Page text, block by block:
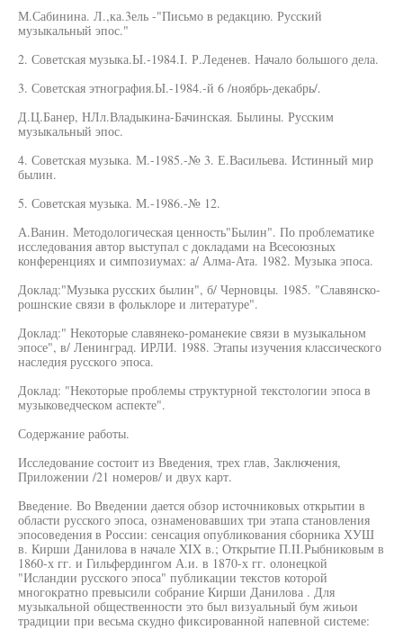
М.Сабинина. Л.,ка.3ель -"Письмо в редакцию. Русский
музыкальный эпос."
2. Советская музыка.Ы.-1984.I. Р.Леденев. Начало большого дела.
3. Советская этнография.Ы.-1984.-й 6 /ноябрь-декабрь/.
Д.Ц.Банер, НЛл.Владыкина-Бачинская. Былины. Русским
музыкальный эпос.
4. Советская музыка. М.-1985.-№ 3. Е.Васильева. Истинный мир
былин.
5. Советская музыка. М.-1986.-№ 12.
А.Ванин. Методологическая ценность"Былин". По проблематике
исследования автор выступал с докладами на Всесоюзных
конференциях и симпозиумах: а/ Алма-Ата. 1982. Музыка эпоса.
Доклад:"Музыка русских былин", б/ Черновцы. 1985. "Славянско-
рошнские связи в фольклоре и литературе".
Доклад:" Некоторые славянеко-романекие связи в музыкальном
эпосе", в/ Ленинград. ИРЛИ. 1988. Этапы изучения классического
наследия русского эпоса.
Доклад: "Некоторые проблемы структурной текстологии эпоса в
музыковедческом аспекте".
Содержание работы.
Исследование состоит из Введения, трех глав, Заключения,
Приложении /21 номеров/ и двух карт.
Введение. Во Введении дается обзор источниковых открытии в
области русского эпоса, ознаменовавших три этапа становления
эпосоведения в России: сенсация опубликования сборника ХУШ
в. Кирши Данилова в начале XIX в.; Открытие П.II.Рыбниковым в
1860-х гг. и Гильфердингом А.и. в 1870-х гг. олонецкой
"Исландии русского эпоса" публикации текстов которой
многократно превысили собрание Кирши Данилова . Для
музыкальной общественности это был визуальный бум жиьои
традиции при весьма скудно фиксированной напевной системе: